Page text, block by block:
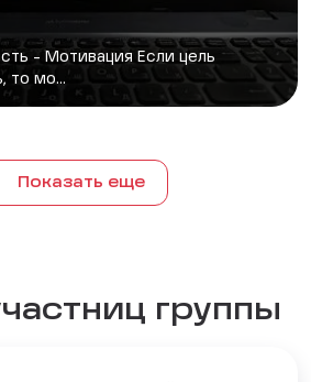
- Мотивация Если цель
то мо...
Показать еще
группы